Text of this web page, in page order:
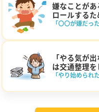
嫌なことが
ロールするた
「〇〇が嫌だっ
「やる気が
は交通整理
「やり始められ